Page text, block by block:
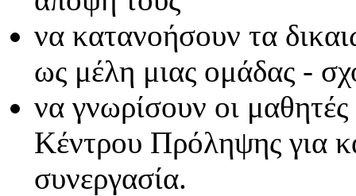
να κατανοήσουν τα
ως μέλη μιας ομάδας -
να γνωρίσουν οι μαθητές
Κέντρου Πρόληψης για
συνεργασία.